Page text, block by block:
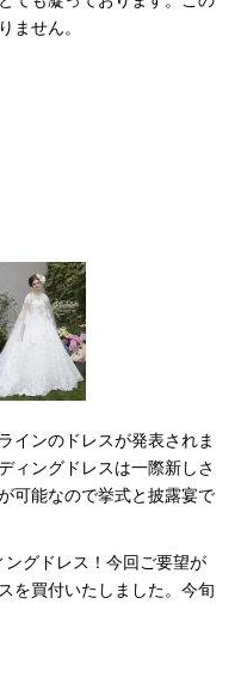
ません。
インのドレスが発表されま
ィングドレスは一際新しさ
可能なので挙式と披露宴で
グドレス！今回ご要望が
を買付いたしました。今旬